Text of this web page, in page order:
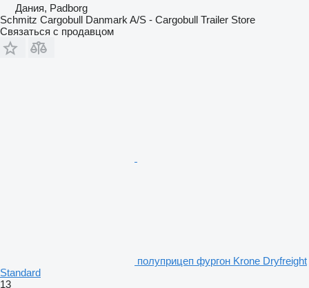
Дания, Padborg
Schmitz Cargobull Danmark A/S - Cargobull Trailer Store
Связаться с продавцом
полуприцеп фургон Krone Dryfreight
Standard
13